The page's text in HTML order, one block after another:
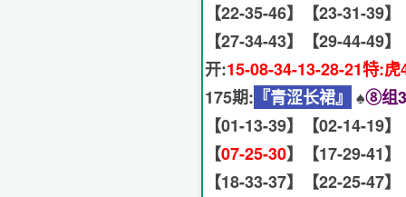
【22-35-46】【23-31-39】
【27-34-43】【29-44-49】
开:15-08-34-13-28-21特:虎
175期: 『青涩长裙』 ♠️⑧组
【01-13-39】【02-14-19】
【07-25-30】【17-29-41】
【18-33-37】【22-25-47】